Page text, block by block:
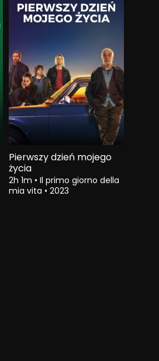
Pierwszy dzień mojego
życia
2h 1m • Il primo giorno della
mia vita • 2023